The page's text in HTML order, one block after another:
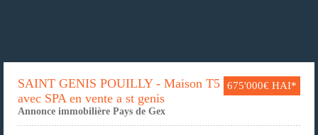
675'000€ HAI*
SAINT GENIS POUILLY - Maison T5
avec SPA en vente a st genis
Annonce immobilière Pays de Gex